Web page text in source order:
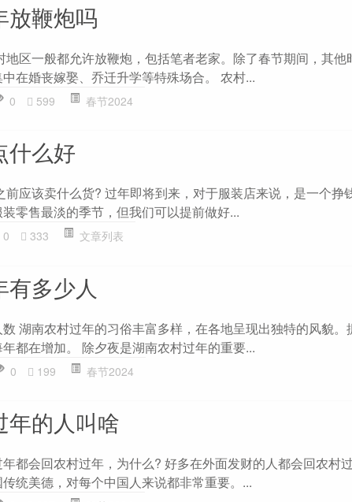
放鞭炮吗
地区一般都允许放鞭炮，包括笔者老家。除了春节期间，其他
在婚丧嫁娶、乔迁升学等特殊场合。 农村...
0 599 春节2024
什么好
前应该卖什么货? 过年即将到来，对于服装店来说，是一个挣
零售最淡的季节，但我们可以提前做好...
0 333 文章列表
多少人
湖南农村过年的习俗丰富多样，在各地呈现出独特的风貌。
都在增加。 除夕夜是湖南农村过年的重要...
0 199 春节2024
年的人叫啥
都会回农村过年，为什么? 好多在外面发财的人都会回农村
统美德，对每个中国人来说都非常重要。...